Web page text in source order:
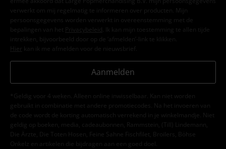
verwerkt om mij regelmatig te informeren over producten. Mijn
persoonsgegevens worden verwerkt in overeenstemming met de
bepalingen van het
Privacybeleid . Ik kan mijn toestemming te allen tijde
intrekken, bijvoorbeeld door op de ‘afmelden’-link te klikken.
Hier kan ik me afmelden voor de nieuwsbrief.
Aanmelden
*Geldig voor 4 weken. Alleen online inwisselbaar. Kan niet worden
gebruikt in combinatie met andere promotiecodes. Na het invoeren van
de code wordt de korting automatisch verrekend in je winkelmandje. Niet
geldig op boeken, media, cadeaubonnen, Rammstein, (Till) Lindemann,
Die Ärzte, Die Toten Hosen, Feine Sahne Fischfilet, Broilers, Böhse
Onkelz en artikelen die bijdragen aan een goed doel.